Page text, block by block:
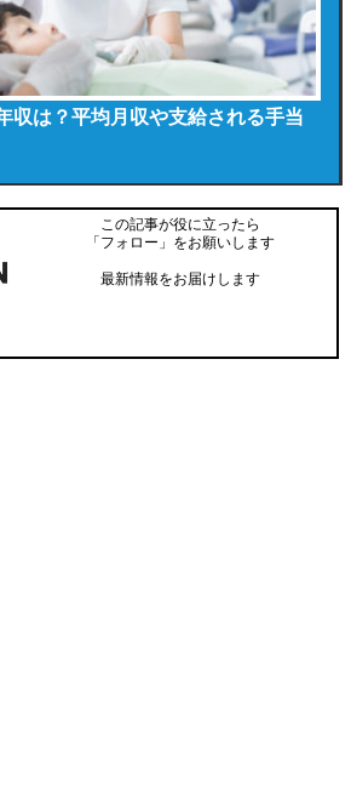
収は？平均月収や支給される手当
この記事が役に立ったら
「フォロー」をお願いします
最新情報をお届けします